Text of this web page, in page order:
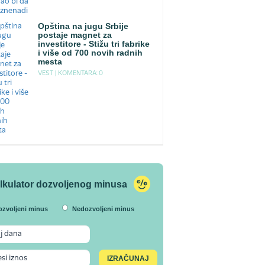
Opština na jugu Srbije
postaje magnet za
investitore - Stižu tri fabrike
i više od 700 novih radnih
mesta
VEST | KOMENTARA: 0
dozvoljenog minusa
minus Nedozvoljeni minus